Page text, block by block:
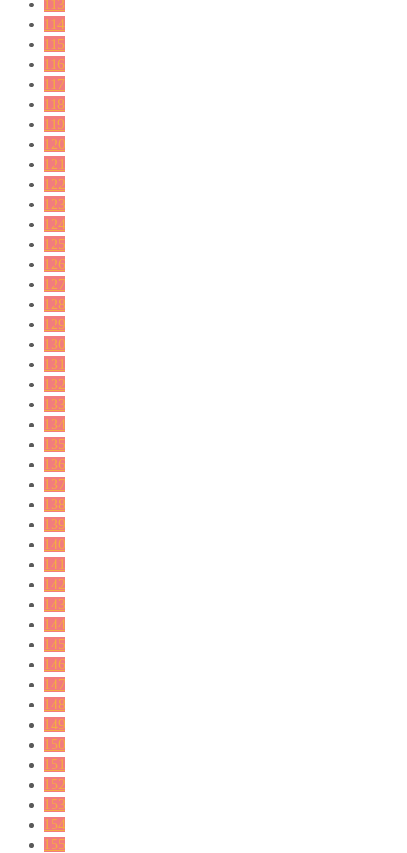
113
114
115
116
117
118
119
120
121
122
123
124
125
126
127
128
129
130
131
132
133
134
135
136
137
138
139
140
141
142
143
144
145
146
147
148
149
150
151
152
153
154
155